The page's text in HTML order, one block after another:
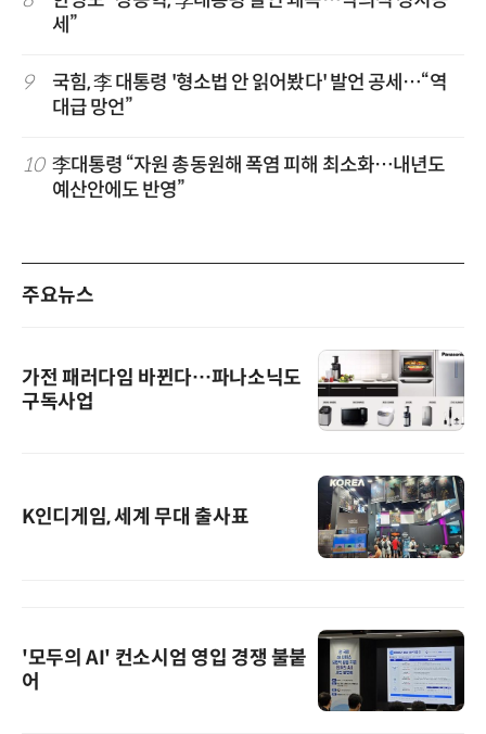
세”
9
국힘, 李 대통령 '형소법 안 읽어봤다' 발언 공세…“역
대급 망언”
10 李대통령 “자원 총동원해 폭염 피해 최소화…내년도
예산안에도 반영”
주요뉴스
가전 패러다임 바뀐다…파나소닉도
구독사업
K인디게임, 세계 무대 출사표
'모두의 AI' 컨소시엄 영입 경쟁 불붙
어